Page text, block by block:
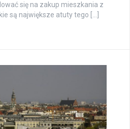
się na zakup mieszkania z
są największe atuty tego […]